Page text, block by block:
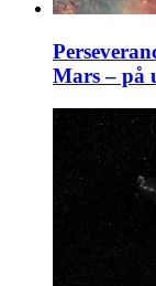
Mars – på